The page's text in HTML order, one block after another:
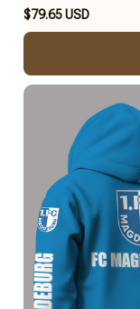
$79.65 USD